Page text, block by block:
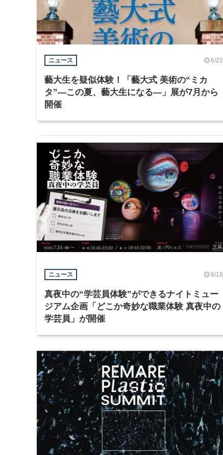
ニュース 6/22
藝大生を疑似体験！「藝大式 美術の“ミカ
タ”―この夏、藝大生になる―」展が7月から
開催
ニュース 6/18
真夜中の“学芸員体験”ができるナイトミュー
ジアム企画「どこか奇妙な職業体験 真夜中の
学芸員」が開催